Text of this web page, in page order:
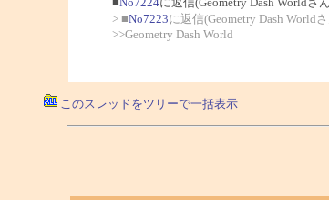
> ■No7223に返信(Geometry Dash World
>>Geometry Dash World
このスレッドをツリーで一括表示